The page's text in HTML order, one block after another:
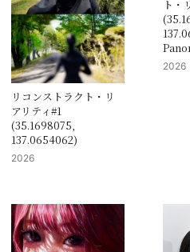
リコンストラクト・リ
アリティ#1
(35.1698075,
137.0654062)
2026
ト・
2026